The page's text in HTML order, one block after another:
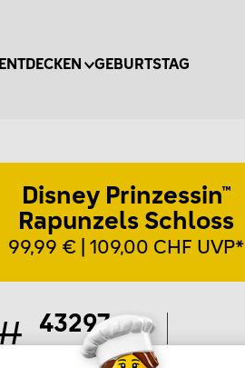
ENTDECKEN GEBURTSTAG
Disney Prinzessin™
Rapunzels Schloss
99,99 € | 109,00 CHF UVP*
43297
Artikel